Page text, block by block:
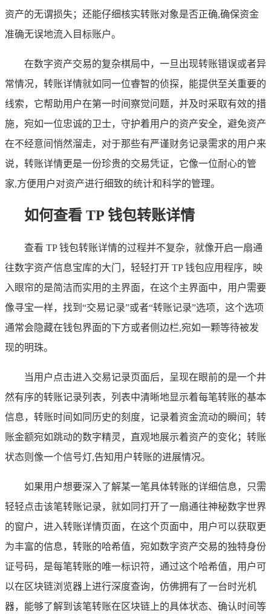
资产的无谓损失；还能仔细核实转账对象是否正确,确保资金
准确无误地流入目标账户。
在数字资产交易的复杂棋局中，一旦出现转账错误或者异
常情况，转账详情就如同一位睿智的侦探，能提供至关重要的
线索，它帮助用户在第一时间察觉问题，并及时采取有效的措
施，宛如一位忠诚的卫士，守护着用户的资产安全，避免资产
在不经意间悄然溜走，对于那些有严谨财务记录需求的用户来
说，转账详情更是一份珍贵的交易凭证，它像一位耐心的管
家,方便用户对资产进行细致的统计和科学的管理。
如何查看 TP 钱包转账详情
查看 TP 钱包转账详情的过程并不复杂，就像开启一扇通
往数字资产信息宝库的大门，轻轻打开 TP 钱包应用程序，映
入眼帘的是简洁而实用的主界面，在这个主界面中，用户需要
像寻宝一样，找到“交易记录”或者“转账记录”选项，这个选项
通常会隐藏在钱包界面的下方或者侧边栏,宛如一颗等待被发
现的明珠。
当用户点击进入交易记录页面后，呈现在眼前的是一个井
然有序的转账记录列表，列表中清晰地显示着每笔转账的基本
信息，转账时间如同历史的刻度，记录着资金流动的瞬间；转
账金额宛如跳动的数字精灵，直观地展示着资产的变化；转账
状态则像一个信号灯,告知用户转账的进展情况。
如果用户想要深入了解某一笔具体转账的详细信息，只需
轻轻点击该笔转账记录，就如同打开了一扇通往神秘数字世界
的窗户，进入转账详情页面，在这个页面中，用户可以获取更
为丰富的信息，转账的哈希值，宛如数字资产交易的独特身份
证号码，是每笔转账的唯一标识符，通过这个哈希值，用户可
以在区块链浏览器上进行深度查询，仿佛拥有了一台时光机
器，能够了解到该笔转账在区块链上的具体状态、确认时间等